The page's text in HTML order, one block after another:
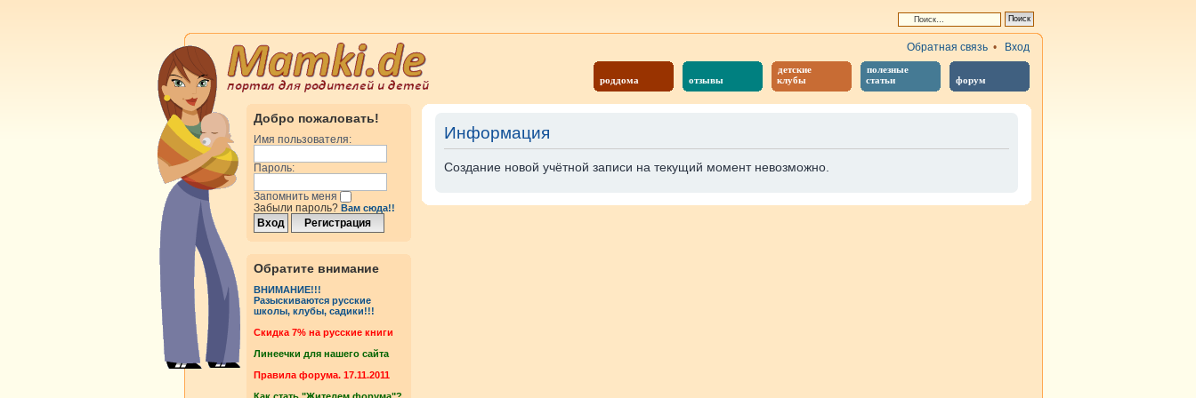
роддома отзывы
детские
клубы
полезные
статьи
форум
Обратная связь • Вход
Добро пожаловать!
Имя пользователя:
Пароль:
Запомнить меня
Забыли пароль? Вам сюда!!
Обратите внимание
ВНИМАНИЕ!!!
Разыскиваются русские
школы, клубы, садики!!!
Cкидка 7% на русские книги
Линеечки для нашего сайта
Правила форума. 17.11.2011
Информация
Создание новой учётной записи на текущий момент невозможно.